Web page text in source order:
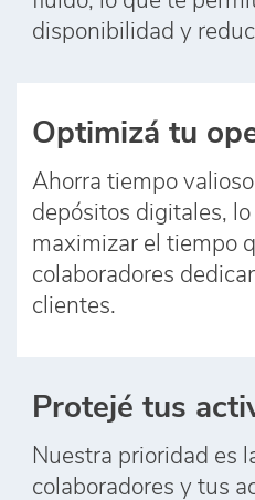
disponibilidad y
Optimizá tu
Ahorra tiempo
depósitos digitales,
maximizar el tiempo
colaboradores
clientes.
Protejé tus
Nuestra prioridad es
colaboradores y tus